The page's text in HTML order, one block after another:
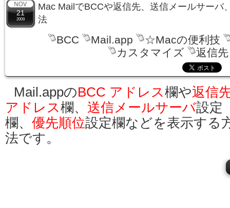
21
2009
Mac MailでBCCや返信先、送信メールサーバ
法
BCC Mail.app
☆Macの便利技
カスタマイズ
返信先
Mail.appのBCC アドレス欄や返信
アドレス欄、 送信メールサーバ設定
欄、 優先順位設定欄などを表示する
法です。